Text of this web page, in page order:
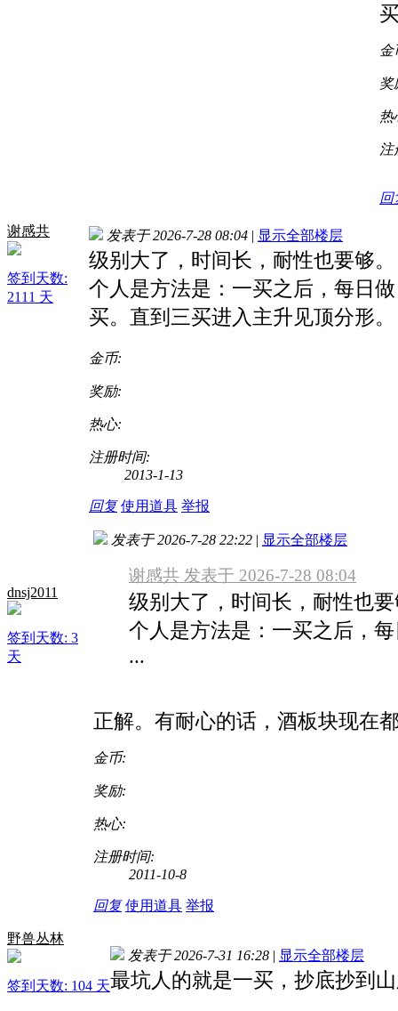
金
奖
热
注
回
谢感共
签到天数:
2111 天
发表于 2026-7-28 08:04 | 显示全部楼层
级别大了，时间长，耐性也要够。
个人是方法是：一买之后，每日
买。直到三买进入主升见顶分形。
金币:
奖励:
热心:
注册时间:
2013-1-13
回复 使用道具 举报
dnsj2011
签到天数: 3
天
发表于 2026-7-28 22:22 | 显示全部楼层
谢感共 发表于 2026-7-28 08:04
级别大了，时间长，耐性也
个人是方法是：一买之后，
...
正解。有耐心的话，酒板块现在
金币:
奖励:
热心:
注册时间:
2011-10-8
回复 使用道具 举报
野兽丛林
签到天数: 104 天
发表于 2026-7-31 16:28 | 显示全部楼层
最坑人的就是一买，抄底抄到